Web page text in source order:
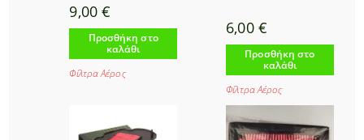
9,00 €
Προσθήκη στο
καλάθι
Φίλτρα Αέρος
6,00 €
Προσθήκη στο
καλάθι
Φίλτρα Αέρος